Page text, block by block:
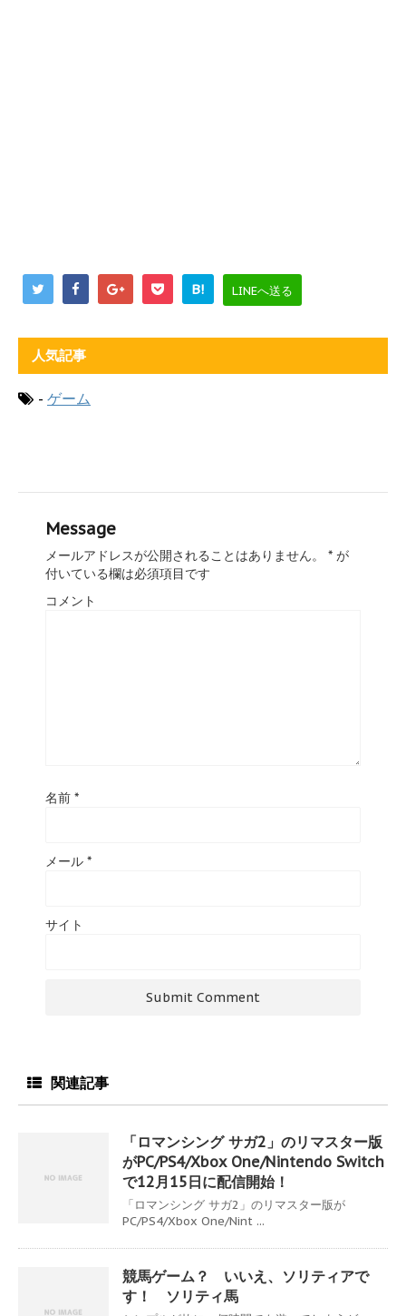
B! LINEへ送る
人気記事
- ゲーム
Message
メールアドレスが公開されることはありません。 * が
付いている欄は必須項目です
コメント
名前 *
メール *
サイト
関連記事
「ロマンシング サガ2」のリマスター版
がPC/PS4/Xbox One/Nintendo Switch
で12月15日に配信開始！
「ロマンシング サガ2」のリマスター版が
PC/PS4/Xbox One/Nint ...
競馬ゲーム？ いいえ、ソリティアで
す！ ソリティ馬